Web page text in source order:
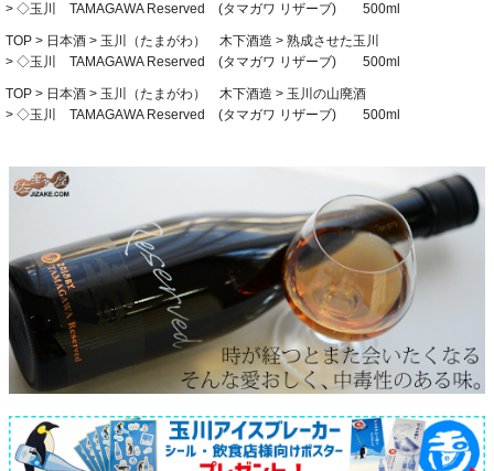
◇玉川 TAMAGAWA Reserved (タマガワ リザーブ) 500ml
TOP 日本酒 玉川（たまがわ） 木下酒造
熟成させた玉川
◇玉川 TAMAGAWA Reserved (タマガワ リザーブ) 500ml
TOP 日本酒 玉川（たまがわ） 木下酒造
玉川の山廃酒
◇玉川 TAMAGAWA Reserved (タマガワ リザーブ) 500ml